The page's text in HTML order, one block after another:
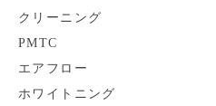
クリーニング
PMTC
エアフロー
ホワイトニング